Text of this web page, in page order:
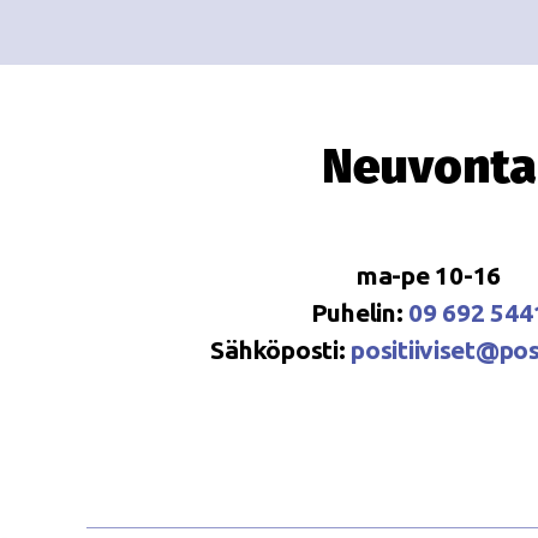
Neuvonta
ma-pe 10-16
Puhelin: 09 692
Sähköposti: